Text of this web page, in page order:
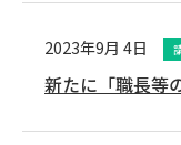
2023年9月 4日
新たに「職長等